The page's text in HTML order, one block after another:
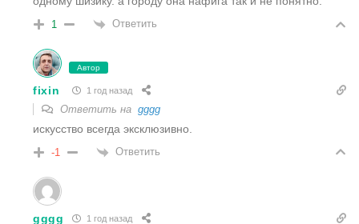
1 Ответить
Автор
fixin 1 год назад
Ответить на gggg
искусство всегда эксклюзивно.
-1 Ответить
gggg 1 год назад